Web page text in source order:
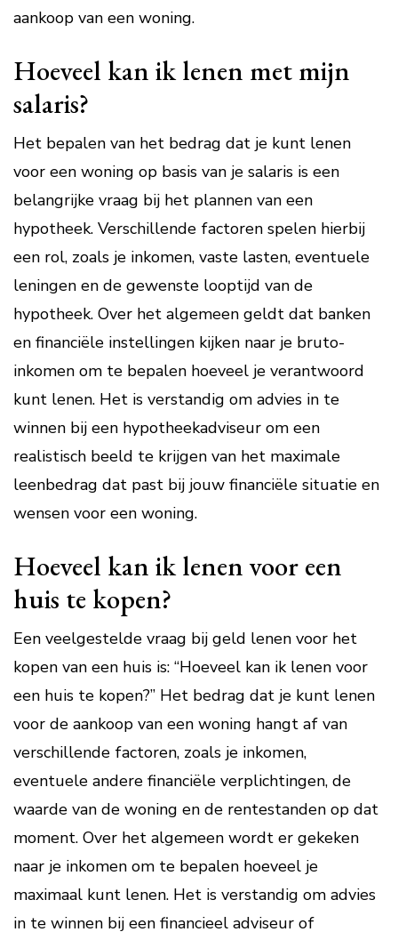
aankoop van een woning.
Hoeveel kan ik lenen met mijn
salaris?
Het bepalen van het bedrag dat je kunt lenen
voor een woning op basis van je salaris is een
belangrijke vraag bij het plannen van een
hypotheek. Verschillende factoren spelen hierbij
een rol, zoals je inkomen, vaste lasten, eventuele
leningen en de gewenste looptijd van de
hypotheek. Over het algemeen geldt dat banken
en financiële instellingen kijken naar je bruto-
inkomen om te bepalen hoeveel je verantwoord
kunt lenen. Het is verstandig om advies in te
winnen bij een hypotheekadviseur om een
realistisch beeld te krijgen van het maximale
leenbedrag dat past bij jouw financiële situatie en
wensen voor een woning.
Hoeveel kan ik lenen voor een
huis te kopen?
Een veelgestelde vraag bij geld lenen voor het
kopen van een huis is: “Hoeveel kan ik lenen voor
een huis te kopen?” Het bedrag dat je kunt lenen
voor de aankoop van een woning hangt af van
verschillende factoren, zoals je inkomen,
eventuele andere financiële verplichtingen, de
waarde van de woning en de rentestanden op dat
moment. Over het algemeen wordt er gekeken
naar je inkomen om te bepalen hoeveel je
maximaal kunt lenen. Het is verstandig om advies
in te winnen bij een financieel adviseur of